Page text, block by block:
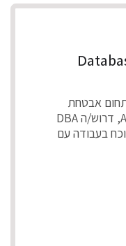
אבטחת
המידע וה-Application Security, דרוש/ה DBA
בעבודה עם